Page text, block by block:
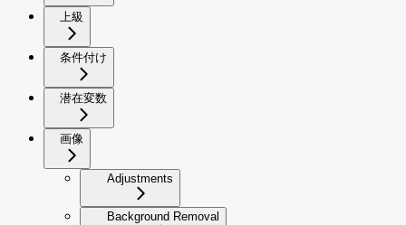
上級
条件付け
潜在変数
画像
Adjustments
Background Removal